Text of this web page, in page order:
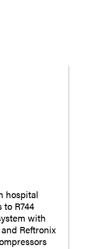
hospital
R744
with
Reftronix